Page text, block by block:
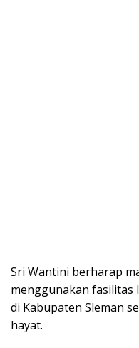
Sri Wantini berharap
menggunakan fasilitas
di Kabupaten Sleman
hayat.